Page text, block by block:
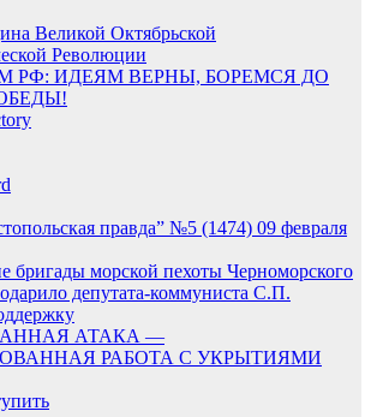
Великой Октябрьской
Революции
РФ: ИДЕЯМ ВЕРНЫ, БОРЕМСЯ ДО
правда” №5 (1474) 09 февраля
бригады морской пехоты Черноморского
депутата-коммуниста С.П.
АТАКА —
РАБОТА С УКРЫТИЯМИ